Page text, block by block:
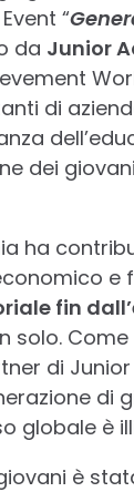
“
da Junior
di
dei
ha
e
fin dal
solo.
di
di
globale è
è